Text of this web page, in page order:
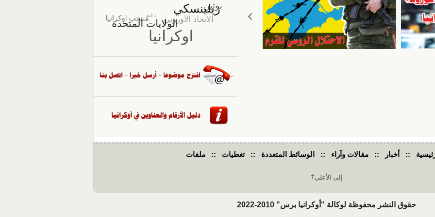
:: أخبار :: مقالات وآراء :: الوسائط المتعددة :: تغطيات :: ملفات
إلى الأعلى
حقوق النشر محفوظة لوكالة "أوكرانيا برس" 2010-2022